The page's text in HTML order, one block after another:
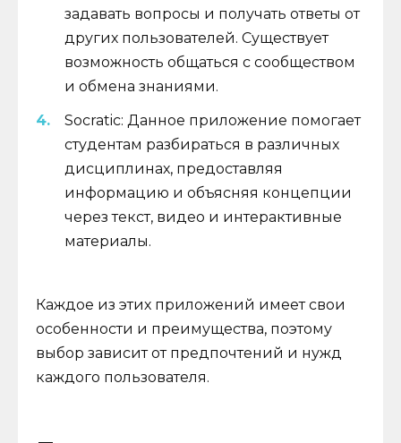
задавать вопросы и получать ответы от
других пользователей. Существует
возможность общаться с сообществом
и обмена знаниями.
Socratic: Данное приложение помогает
студентам разбираться в различных
дисциплинах, предоставляя
информацию и объясняя концепции
через текст, видео и интерактивные
материалы.
Каждое из этих приложений имеет свои
особенности и преимущества, поэтому
выбор зависит от предпочтений и нужд
каждого пользователя.